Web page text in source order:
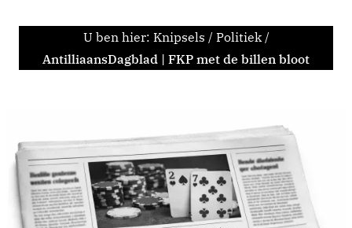
U ben hier: Knipsels / Politiek /
AntilliaansDagblad | FKP met de billen bloot